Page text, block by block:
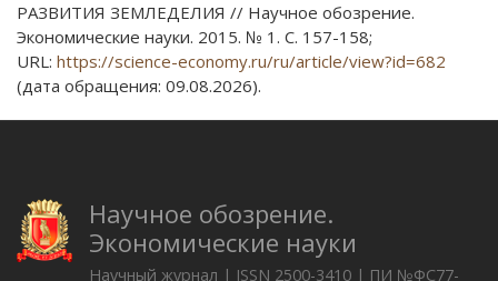
РАЗВИТИЯ ЗЕМЛЕДЕЛИЯ // Научное обозрение.
Экономические науки. 2015. № 1. С. 157-158;
URL: https://science-economy.ru/ru/article/view?id=682
(дата обращения: 09.08.2026).
Научное обозрение.
Экономические науки
Научный журнал | ISSN 2500-3410 | ПИ №ФС77-